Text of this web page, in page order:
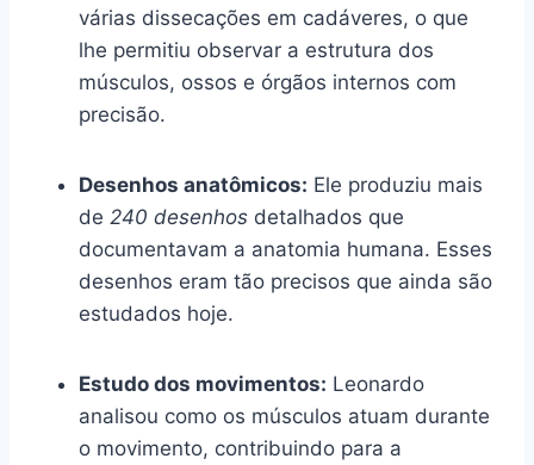
várias dissecações em cadáveres, o que
lhe permitiu observar a estrutura dos
músculos, ossos e órgãos internos com
precisão.
Desenhos anatômicos: Ele produziu mais
de 240 desenhos detalhados que
documentavam a anatomia humana. Esses
desenhos eram tão precisos que ainda são
estudados hoje.
Estudo dos movimentos: Leonardo
analisou como os músculos atuam durante
o movimento, contribuindo para a